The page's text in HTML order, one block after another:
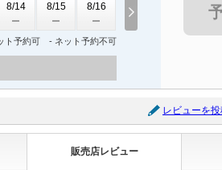
8/14 8/15 8/16
ト予約可 - ネット予約不可
レビューを
販売店レビュー